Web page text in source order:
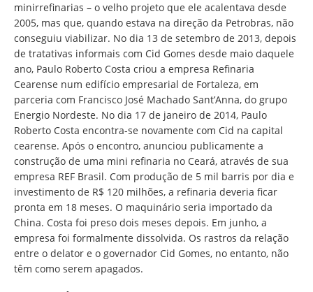
minirrefinarias – o velho projeto que ele acalentava desde
2005, mas que, quando estava na direção da Petrobras, não
conseguiu viabilizar. No dia 13 de setembro de 2013, depois
de tratativas informais com Cid Gomes desde maio daquele
ano, Paulo Roberto Costa criou a empresa Refinaria
Cearense num edifício empresarial de Fortaleza, em
parceria com Francisco José Machado Sant’Anna, do grupo
Energio Nordeste. No dia 17 de janeiro de 2014, Paulo
Roberto Costa encontra-se novamente com Cid na capital
cearense. Após o encontro, anunciou publicamente a
construção de uma mini refinaria no Ceará, através de sua
empresa REF Brasil. Com produção de 5 mil barris por dia e
investimento de R$ 120 milhões, a refinaria deveria ficar
pronta em 18 meses. O maquinário seria importado da
China. Costa foi preso dois meses depois. Em junho, a
empresa foi formalmente dissolvida. Os rastros da relação
entre o delator e o governador Cid Gomes, no entanto, não
têm como serem apagados.